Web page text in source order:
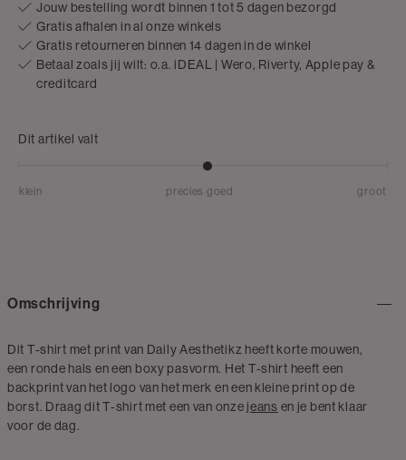
Jouw bestelling wordt binnen 1 tot 5 dagen bezorgd
Gratis afhalen in al onze winkels
Gratis retourneren binnen 14 dagen in de winkel
Betaal zoals jij wilt: o.a. iDEAL | Wero, Riverty, Apple pay &
creditcard
Dit artikel valt
klein precies goed groot
Omschrijving
Dit T-shirt met print van Daily Aesthetikz heeft korte mouwen,
een ronde hals en een boxy pasvorm. Het T-shirt heeft een
backprint van het logo van het merk en een kleine print op de
borst. Draag dit T-shirt met een van onze jeans en je bent klaar
voor de dag.